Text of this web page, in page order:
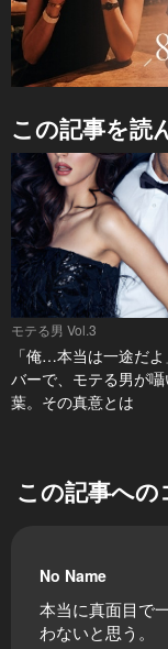
この記事を読
モテる男 Vol.3
「俺…本当は一途だ
バーで、モテる男が
葉。その真意とは
この記事への
No Name
本当に真面目で
わないと思う。